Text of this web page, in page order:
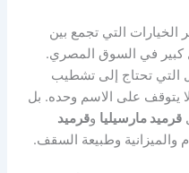
الخيارات التي تجمع بين
كبير في السوق المصري.
التي تحتاج إلى تشطيب
يتوقف على الاسم وحده. بل
قرميد مارسيليا وقرميد
والميزانية وطبيعة السقف.